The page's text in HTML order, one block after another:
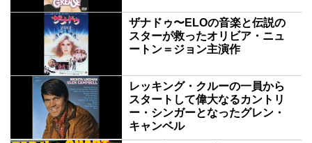
ザナドゥ〜ELOの音楽と伝説の
スターが救ったオリビア・ニュ
ートン＝ジョン主演作
レッキング・クルーの一員から
スタートして偉大なるカントリ
ー・シンガーとなったグレン・
キャンベル